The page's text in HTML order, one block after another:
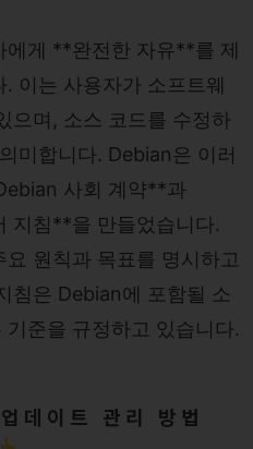
게 **완전한 자유**를 제
이는 사용자가 소프트웨
으며, 소스 코드를 수정하
미합니다. Debian은 이러
사회 계약**과
지침**을 만들었습니다.
원칙과 목표를 명시하고
침은 Debian에 포함될 소
준을 규정하고 있습니다.
데이트 관리 방법